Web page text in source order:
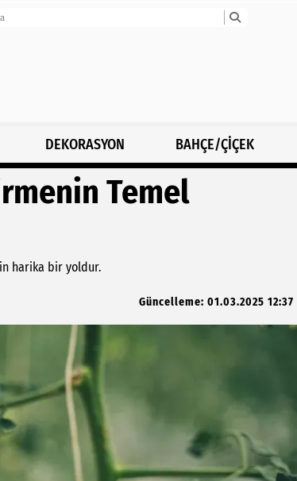
DEKORASYON BAHÇE/ÇİÇEK
Temel
harika bir yoldur.
Güncelleme: 01.03.2025 12:37